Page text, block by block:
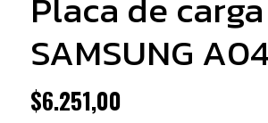
SAMSUNG
$6.251,00